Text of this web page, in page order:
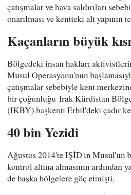
çatışmalar ve hava saldırıları
onarılması ve kentteki alt yapının
Kaçanların büyük
Bölgedeki insan hakları
Musul Operasyonu'nun
çatışmalar sebebiyle kent
bir çoğunluğu Irak Kürdistan
(IKBY) başkenti Erbil'deki çadır
40 bin Yezidi
Ağustos 2014'te IŞİD'in Musul'un
kontrol altına almasının ardından
de başka bölgelere göç etmişti.